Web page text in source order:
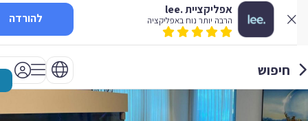
אפליקציית .lee
הרבה יותר נוח באפליקציה להורדה
חיפוש